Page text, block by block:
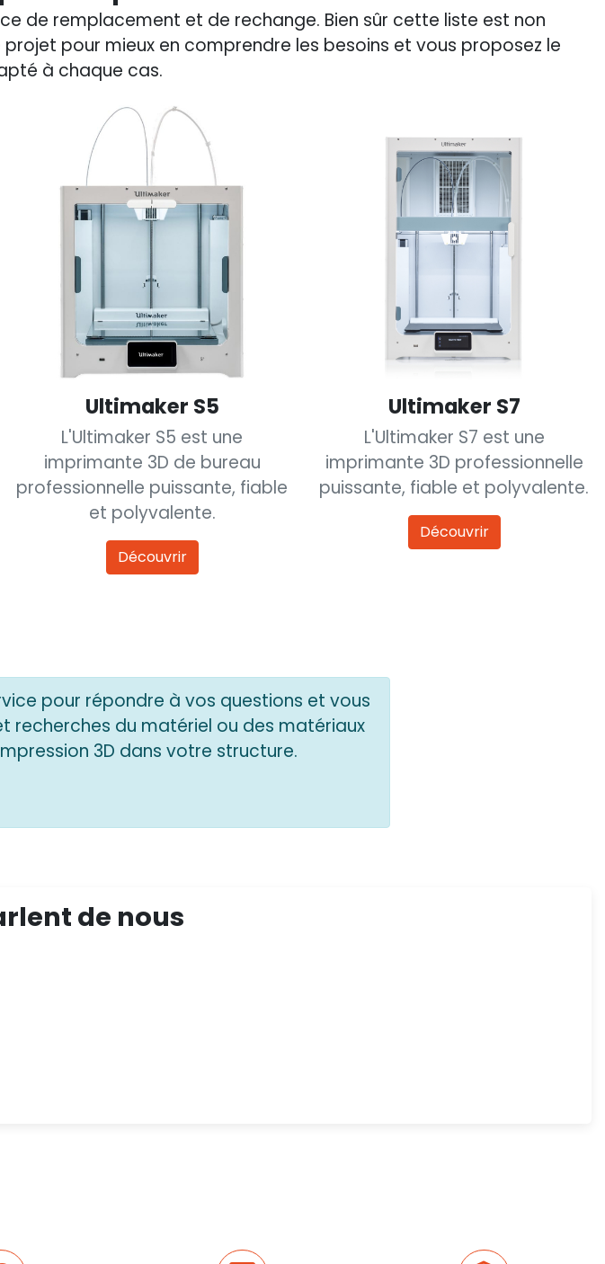
de remplacement et de rechange. Bien sûr cette liste est non
pour mieux en comprendre les besoins et vous proposez le
à chaque cas.
Ultimaker S5
L'Ultimaker S5 est une
imprimante 3D de bureau
professionnelle puissante, fiable
et polyvalente.
Découvrir
Ultimaker S7
L'Ultimaker S7 est une
imprimante 3D professionnelle
puissante, fiable et polyvalente.
Découvrir
pour répondre à vos questions et vous
recherches du matériel ou des matériaux
3D dans votre structure.
de nous